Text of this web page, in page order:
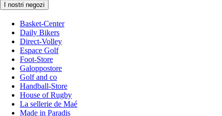
I nostri negozi
Basket-Center
Daily Bikers
Direct-Volley
Espace Golf
Foot-Store
Galoppostore
Golf and co
Handball-Store
House of Rugby
La sellerie de Maé
Made in Paradis